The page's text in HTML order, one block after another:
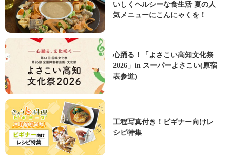
いしくヘルシーな食生活 夏の人
気メニューにこんにゃくを！
心踊る！「よさこい高知文化祭
2026」in スーパーよさこい(原宿
表参道)
工程写真付き！ビギナー向けレ
シピ特集